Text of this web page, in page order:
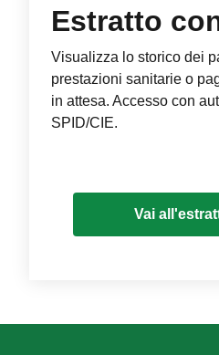
Estratto
Visualizza lo storico dei
prestazioni sanitarie o
in attesa. Accesso con
SPID/CIE.
Vai